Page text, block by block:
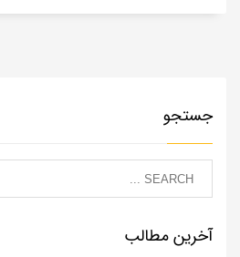
جستجو
آخرین مطالب